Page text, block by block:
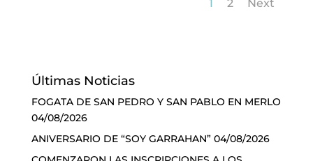
1 2 Next
Últimas Noticias
FOGATA DE SAN PEDRO Y SAN PABLO EN MERLO
04/08/2026
ANIVERSARIO DE “SOY GARRAHAN” 04/08/2026